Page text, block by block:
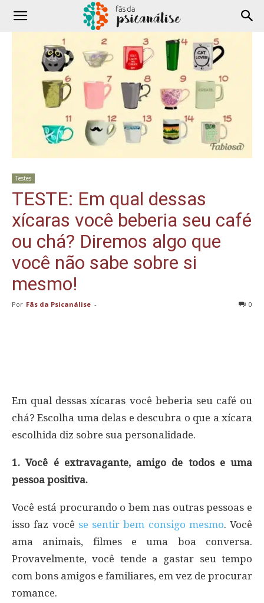
Testes
TESTE: Em qual dessas
xícaras você beberia seu café
ou chá? Diremos algo que
você não sabe sobre si
mesmo!
Por Fãs da Psicanálise - 0
Em qual dessas xícaras você beberia seu café ou
chá? Escolha uma delas e descubra o que a xícara
escolhida diz sobre sua personalidade.
1. Você é extravagante, amigo de todos e uma
pessoa positiva.
Você está procurando o bem nas outras pessoas e
isso faz você se sentir bem consigo mesmo. Você
ama animais, filmes e uma boa conversa.
Provavelmente, você tende a gastar seu tempo
com bons amigos e familiares, em vez de procurar
romance.